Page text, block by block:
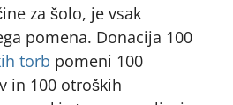
za šolo, je vsak
pomena. Donacija 100
torb pomeni 100
in 100 otroških